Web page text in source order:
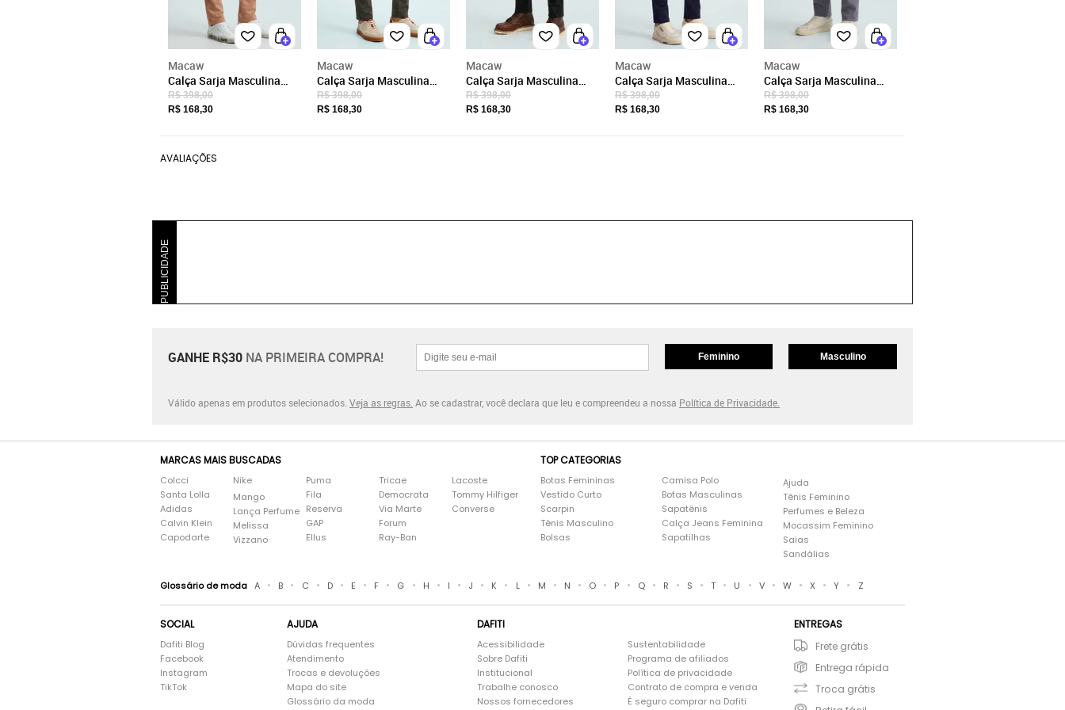
Macaw
Calça Sarja Masculina
Slim Fit com Elastano
Cintura Média Bolso
R$ 398,00
R$ 168,30
Macaw
Calça Sarja Masculina
Slim Fit com Elastano
Cintura Média Bolso
R$ 398,00
R$ 168,30
Macaw
Calça Sarja Masculina
Slim Fit com Elastano
Cintura Média Bolso
R$ 398,00
R$ 168,30
Macaw
Calça Sarja Masculina
Slim Fit com Elastano
Cintura Média Bolso
R$ 398,00
R$ 168,30
Macaw
Calça Sarja Masculina
Slim Fit com Elastano
Cintura Média Bolso
R$ 398,00
R$ 168,30
AVALIAÇÕES
PUBLICIDADE
GANHE R$30 NA PRIMEIRA COMPRA! Feminino Masculino
Válido apenas em produtos selecionados. Veja as regras. Ao se cadastrar, você declara que leu e compreendeu a nossa Política de Privacidade.
MARCAS MAIS BUSCADAS
Colcci
Santa Lolla
Adidas
Calvin Klein
Capodarte
Nike
Mango
Lança Perfume
Melissa
Vizzano
Puma
Fila
Reserva
GAP
Ellus
Tricae
Democrata
Via Marte
Forum
Ray-Ban
Lacoste
Tommy Hilfiger
Converse
TOP CATEGORIAS
Botas Femininas
Vestido Curto
Scarpin
Tênis Masculino
Bolsas
Camisa Polo
Botas Masculinas
Sapatênis
Calça Jeans Feminina
Sapatilhas
Ajuda
Tênis Feminino
Perfumes e Beleza
Mocassim Feminino
Saias
Sandálias
Glossário de moda A • B • C • D • E • F • G • H • I • J • K • L • M • N • O • P • Q • R • S • T • U • V • W • X • Y • Z
SOCIAL
Dafiti Blog
Facebook
Instagram
TikTok
AJUDA
Dúvidas frequentes
Atendimento
Trocas e devoluções
Mapa do site
Glossário da moda
DAFITI
Acessibilidade
Sobre Dafiti
Institucional
Trabalhe conosco
Nossos fornecedores
Sustentabilidade
Programa de afiliados
Política de privacidade
Contrato de compra e venda
É seguro comprar na Dafiti
ENTREGAS
Frete grátis
Entrega rápida
Troca grátis